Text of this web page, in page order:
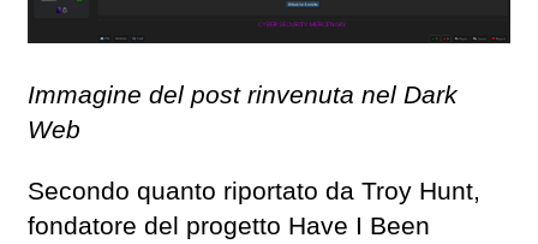
Immagine del post rinvenuta nel Dark
Web
Secondo quanto riportato da Troy Hunt,
fondatore del progetto Have I Been